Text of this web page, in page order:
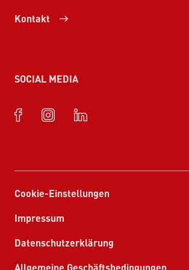
Kontakt
SOCIAL MEDIA
Cookie-Einstellungen
Impressum
Datenschutzerklärung